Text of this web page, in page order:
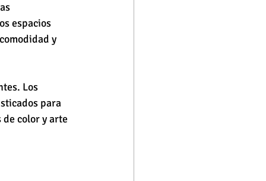
espacios
y
Los
para
color y arte